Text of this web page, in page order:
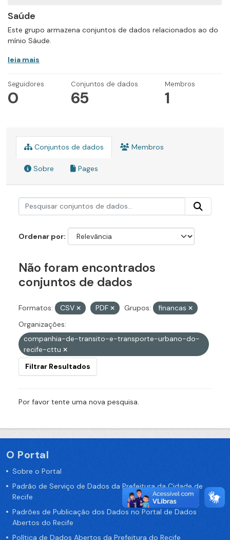
Saúde
Este grupo armazena conjuntos de dados relacionados ao do
mínio Sáude.
leia mais
Seguidores
0
Conjuntos de dados
65
Membros
1
Conjuntos de dados Membros
Sobre Pages
Ordenar por
Não foram encontrados
conjuntos de dados
Formatos: CSV PDF Grupos:
financas
Organizações:
companhia-de-transito-e-transporte-urbano-do-
recife-cttu
Filtrar Resultados
Por favor tente uma nova pesquisa.
O Portal
Sobre o Portal
Padrão de Serviço de Dados da Prefeitura da Cidade de
Recife
Padrões de Publicação dos Dados no Portal de Dados
Abertos do Recife
Política de Dados Abertos da Prefeitura do Recife